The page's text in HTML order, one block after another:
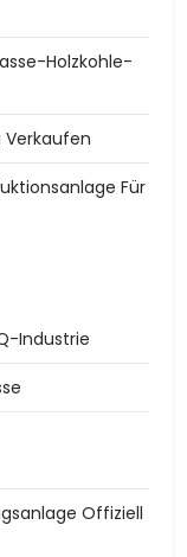
Holzkohle-
Für
Industrie
Offiziell